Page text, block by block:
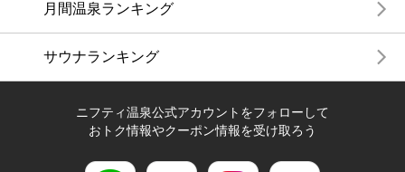
月間温泉ランキング
サウナランキング
ニフティ温泉公式アカウントをフォローして
おトク情報やクーポン情報を受け取ろう